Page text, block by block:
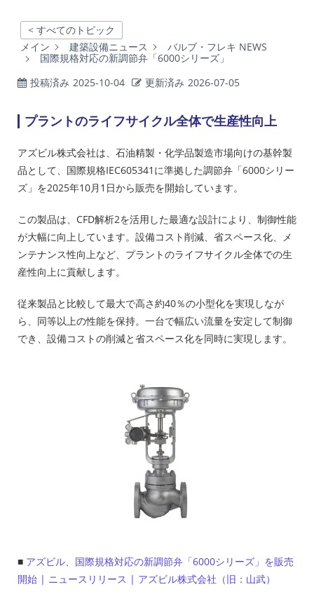
< すべてのトピック
メイン
建築設備ニュース
バルブ・フレキ NEWS
国際規格対応の新調節弁「6000シリーズ」
投稿済み 2025-10-04 更新済み 2026-07-05
プラントのライフサイクル全体で生産性向上
アズビル株式会社は、石油精製・化学品製造市場向けの基幹製
品として、国際規格IEC605341に準拠した調節弁「6000シリー
ズ」を2025年10月1日から販売を開始しています。
この製品は、CFD解析2を活用した最適な設計により、制御性能
が大幅に向上しています。設備コスト削減、省スペース化、メ
ンテナンス性向上など、プラントのライフサイクル全体での生
産性向上に貢献します。
従来製品と比較して最大で高さ約40％の小型化を実現しなが
ら、同等以上の性能を保持。一台で幅広い流量を安定して制御
でき、設備コストの削減と省スペース化を同時に実現します。
■ アズビル、国際規格対応の新調節弁「6000シリーズ」を販売
開始 | ニュースリリース | アズビル株式会社（旧：山武）